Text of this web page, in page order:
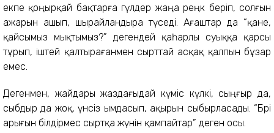
екпе қоңырқай бақтарға гүлдер жаңа реңк беріп, солғын
ажарын ашып, шырайландыра түседі. Ағаштар да “қане,
қайсымыз мықтымыз?” дегендей қаһарлы суыққа қарсы
тұрып, іштей қалтырағанмен сырттай асқақ қалпын бұзар
емес.
Дегенмен, жайдары жаздағыдай күміс күлкі, сыңғыр да,
сыбдыр да жоқ, үнсіз ымдасып, ақырын сыбырласады. “Бөрі
арығын білдірмес сыртқа жүнін қампайтар” деген осы.